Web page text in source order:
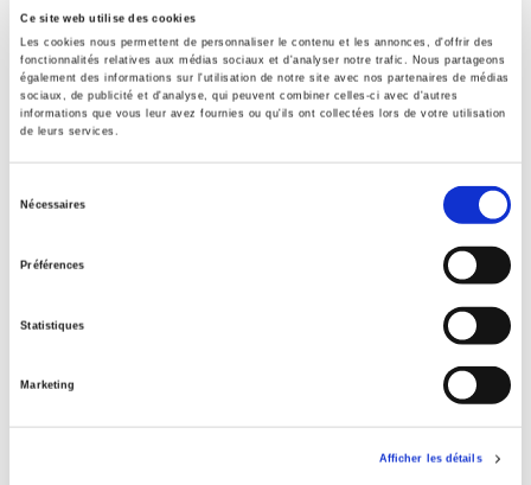
Ce site web utilise des cookies
Les cookies nous permettent de personnaliser le contenu et les annonces, d'offrir des
fonctionnalités relatives aux médias sociaux et d'analyser notre trafic. Nous partageons
également des informations sur l'utilisation de notre site avec nos partenaires de médias
sociaux, de publicité et d'analyse, qui peuvent combiner celles-ci avec d'autres
informations que vous leur avez fournies ou qu'ils ont collectées lors de votre utilisation
de leurs services.
Nécessaires
Préférences
Statistiques
Marketing
Afficher les détails
Titresliés